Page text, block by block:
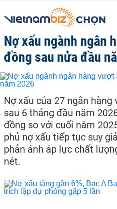
Nợ xấu ngành ngân
đồng sau nửa đầu
Nợ xấu của 27 ngân
sau 6 tháng đầu năm
đồng so với cuối năm
phủ nợ xấu tiếp tục suy
phản ánh áp lực chất
nét.